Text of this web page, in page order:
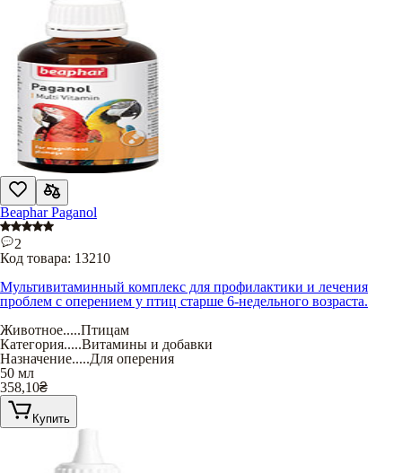
Beaphar Paganol
2
Код товара: 13210
Мультивитаминный комплекс для профилактики и лечения
проблем с оперением у птиц старше 6-недельного возраста.
Животное.....Птицам
Категория.....Витамины и добавки
Назначение.....Для оперения
50 мл
358,10₴
Купить